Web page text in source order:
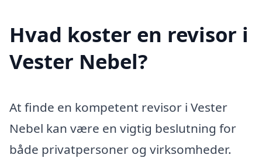
Hvad koster en revisor i
Vester Nebel?
At finde en kompetent revisor i Vester
Nebel kan være en vigtig beslutning for
både privatpersoner og virksomheder.